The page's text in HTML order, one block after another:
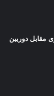
مقابل دوربین